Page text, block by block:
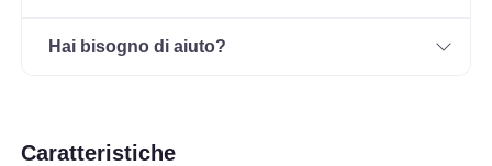
Hai bisogno di aiuto?
Caratteristiche